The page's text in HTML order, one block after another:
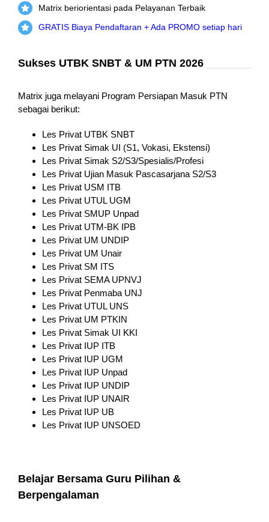
Matrix beriorientasi pada Pelayanan Terbaik
GRATIS Biaya Pendaftaran + Ada PROMO setiap hari
Sukses UTBK SNBT & UM PTN 2026
Matrix juga melayani Program Persiapan Masuk PTN
sebagai berikut:
Les Privat UTBK SNBT
Les Privat Simak UI (S1, Vokasi, Ekstensi)
Les Privat Simak S2/S3/Spesialis/Profesi
Les Privat Ujian Masuk Pascasarjana S2/S3
Les Privat USM ITB
Les Privat UTUL UGM
Les Privat SMUP Unpad
Les Privat UTM-BK IPB
Les Privat UM UNDIP
Les Privat UM Unair
Les Privat SM ITS
Les Privat SEMA UPNVJ
Les Privat Penmaba UNJ
Les Privat UTUL UNS
Les Privat UM PTKIN
Les Privat Simak UI KKI
Les Privat IUP ITB
Les Privat IUP UGM
Les Privat IUP Unpad
Les Privat IUP UNDIP
Les Privat IUP UNAIR
Les Privat IUP UB
Les Privat IUP UNSOED
Belajar Bersama Guru Pilihan &
Berpengalaman